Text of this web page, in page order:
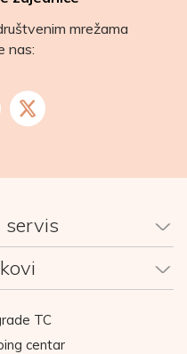
mrežama
nas:
servis
TC
centar